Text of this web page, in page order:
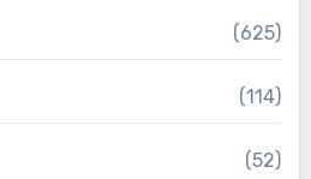
(625)
(114)
(52)